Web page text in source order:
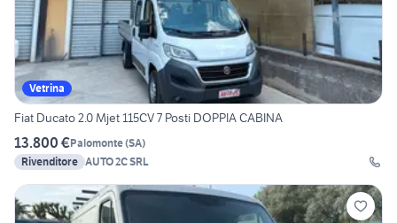
Vetrina
Fiat Ducato 2.0 Mjet 115CV 7 Posti DOPPIA CABINA
13.800 €Palomonte(SA)
Rivenditore AUTO 2C SRL